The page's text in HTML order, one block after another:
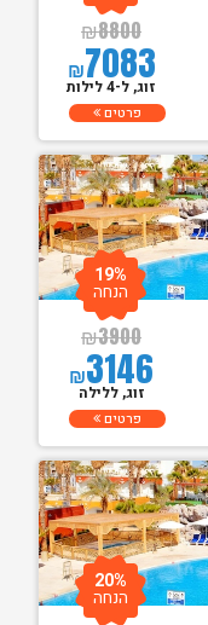
₪8800
₪7083
זוג, ל-4 לילות
פרטים
₪3900
₪3146
19%
הנחה
זוג, ללילה
פרטים
20%
הנחה